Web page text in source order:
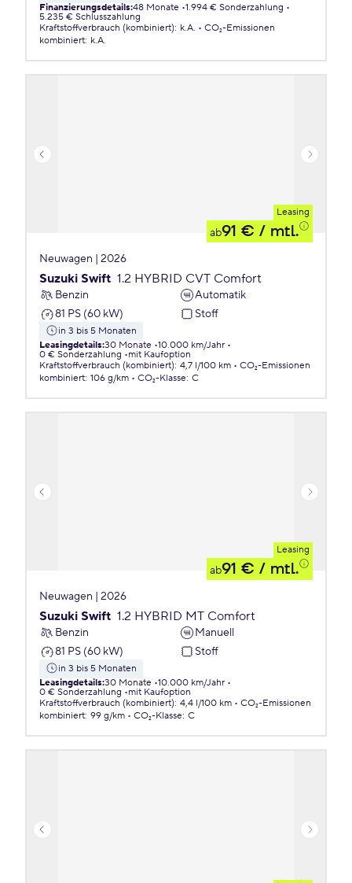
Finanzierungsdetails:48 Monate 1.994 € Sonderzahlung
5.235 € Schlusszahlung
Kraftstoffverbrauch (kombiniert): k.A.
CO₂-Emissionen
kombiniert: k.A.
Leasing
ab91 € / mtl.
Neuwagen | 2026
Suzuki Swift 1.2 HYBRID CVT Comfort
Benzin
Automatik
81 PS (60 kW)
Stoff
in 3 bis 5 Monaten
Leasingdetails:30 Monate 10.000 km/Jahr
0 € Sonderzahlung
mit Kaufoption
Kraftstoffverbrauch (kombiniert): 4,7 l/100 km
CO₂-Emissionen
kombiniert: 106 g/km CO₂-Klasse: C
Leasing
ab91 € / mtl.
Neuwagen | 2026
Suzuki Swift 1.2 HYBRID MT Comfort
Benzin
Manuell
81 PS (60 kW)
Stoff
in 3 bis 5 Monaten
Leasingdetails:30 Monate 10.000 km/Jahr
0 € Sonderzahlung
mit Kaufoption
Kraftstoffverbrauch (kombiniert): 4,4 l/100 km
CO₂-Emissionen
kombiniert: 99 g/km CO₂-Klasse: C